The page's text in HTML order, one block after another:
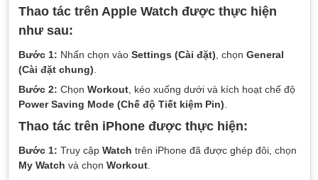
Thao tác trên Apple Watch được thực hiện
như sau:
Bước 1: Nhấn chọn vào Settings (Cài đặt), chọn General
(Cài đặt chung).
Bước 2: Chọn Workout, kéo xuống dưới và kích hoạt chế độ
Power Saving Mode (Chế độ Tiết kiệm Pin).
Thao tác trên iPhone được thực hiện:
Bước 1: Truy cập Watch trên iPhone đã được ghép đôi, chọn
My Watch và chọn Workout.